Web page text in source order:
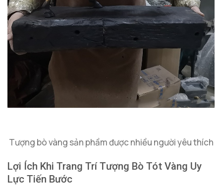
Tượng bò vàng sản phầm được nhiều người yêu thích
Lợi Ích Khi Trang Trí Tượng Bò Tót Vàng Uy
Lực Tiến Bước